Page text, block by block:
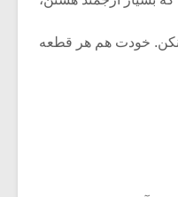
نکن. خودت هم هر قطعه